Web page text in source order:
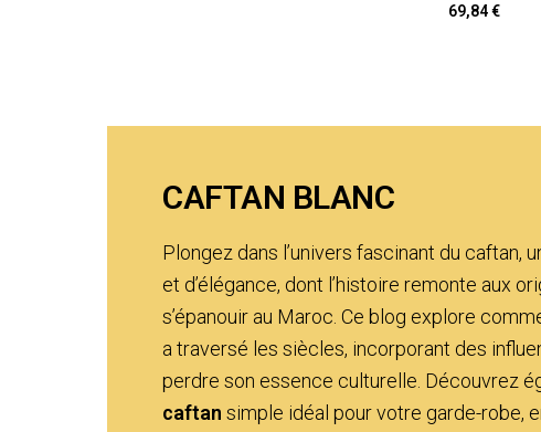
69,84€
CAFTAN BLANC
Plongez dans l’univers fascinant du caftan,
et d’élégance, dont l’histoire remonte aux
s’épanouir au Maroc. Ce blog explore
a traversé les siècles, incorporant des
perdre son essence culturelle. Découvrez
caftan simple idéal pour votre garde-robe,